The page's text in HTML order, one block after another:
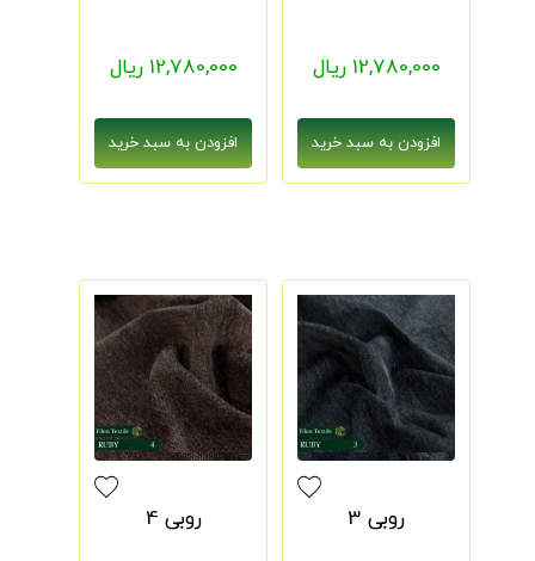
12,780,000 ریال 12,780,000 ریال
روبی 3 روبی 4